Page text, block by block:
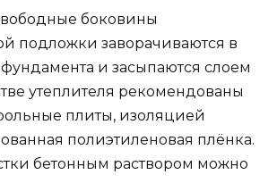
боковины
подложки заворачиваются в
и засыпаются слоем
утеплителя рекомендованы
плиты, изоляцией
полиэтиленовая плёнка.
бетонным раствором можно